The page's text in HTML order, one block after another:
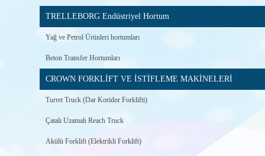
TRELLEBORG Endüstriyel Hortum
Yağ ve Petrol Ürünleri hortumları
Beton Transfer Hortumları
CROWN FORKLİFT VE İSTİFLEME MAKİNELERİ
Turret Truck (Dar Koridor Forklifti)
Çatalı Uzamalı Reach Truck
Akülü Forklift (Elektrikli Forklift)